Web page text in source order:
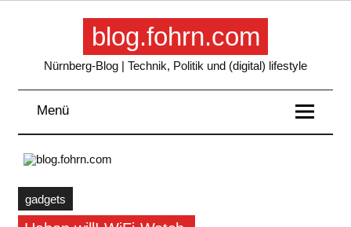
Skip
blog.fohrn.com
Nürnberg-Blog | Technik, Politik und (digital) lifestyle
Menü
gadgets